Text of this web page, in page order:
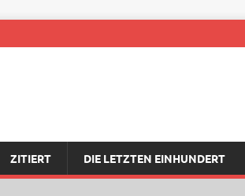
ZITIERT DIE LETZTEN EINHUNDERT